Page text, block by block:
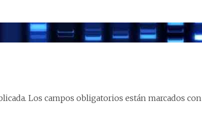
Los campos obligatorios están marcados con